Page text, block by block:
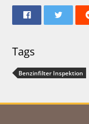
Tags
Benzinfilter Inspektion